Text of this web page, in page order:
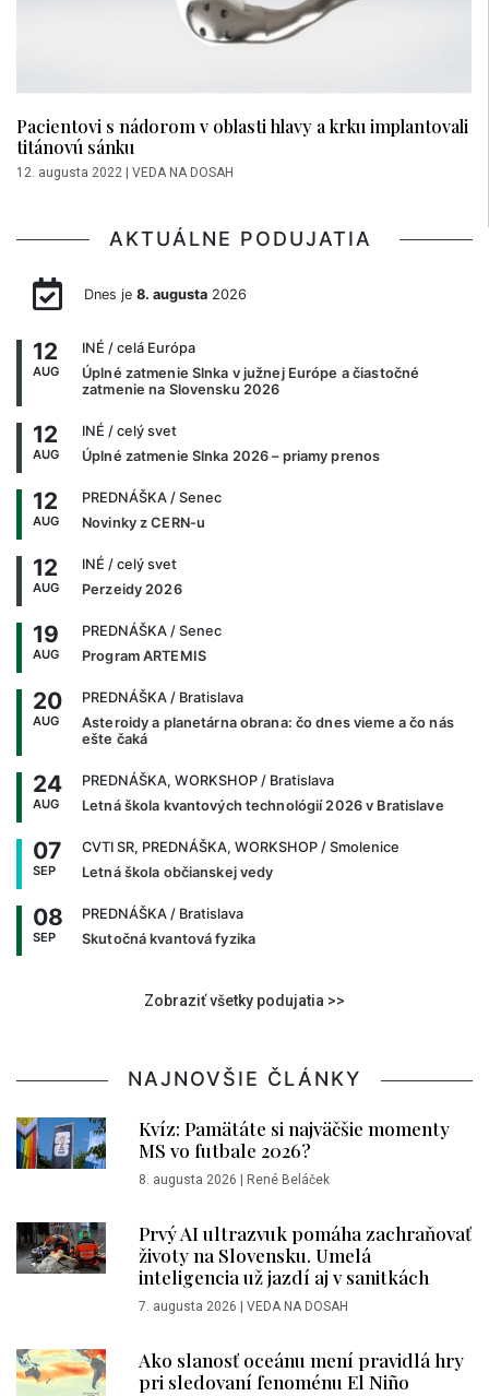
Pacientovi s nádorom v oblasti hlavy a krku implantovali
titánovú sánku
12. augusta 2022 | VEDA NA DOSAH
AKTUÁLNE PODUJATIA
Dnes je 8. augusta2026
12
AUG
INÉ / celá Európa
Úplné zatmenie Slnka v južnej Európe a čiastočné
zatmenie na Slovensku 2026
12
AUG
INÉ / celý svet
Úplné zatmenie Slnka 2026 – priamy prenos
12
AUG
PREDNÁŠKA / Senec
Novinky z CERN-u
12
AUG
INÉ / celý svet
Perzeidy 2026
19
AUG
PREDNÁŠKA / Senec
Program ARTEMIS
20
AUG
PREDNÁŠKA / Bratislava
Asteroidy a planetárna obrana: čo dnes vieme a čo nás
ešte čaká
24
AUG
PREDNÁŠKA, WORKSHOP / Bratislava
Letná škola kvantových technológií 2026 v Bratislave
07
SEP
CVTI SR, PREDNÁŠKA, WORKSHOP / Smolenice
Letná škola občianskej vedy
08
SEP
PREDNÁŠKA / Bratislava
Skutočná kvantová fyzika
Zobraziť všetky podujatia >>
NAJNOVŠIE ČLÁNKY
Kvíz: Pamätáte si najväčšie momenty
MS vo futbale 2026?
8. augusta 2026 René Beláček
Prvý AI ultrazvuk pomáha zachraňovať
životy na Slovensku. Umelá
inteligencia už jazdí aj v sanitkách
7. augusta 2026 VEDA NA DOSAH
Ako slanosť oceánu mení pravidlá hry
pri sledovaní fenoménu El Niño